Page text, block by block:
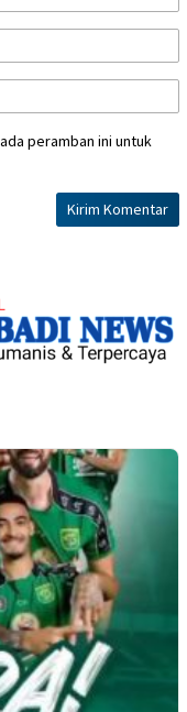
peramban ini untuk